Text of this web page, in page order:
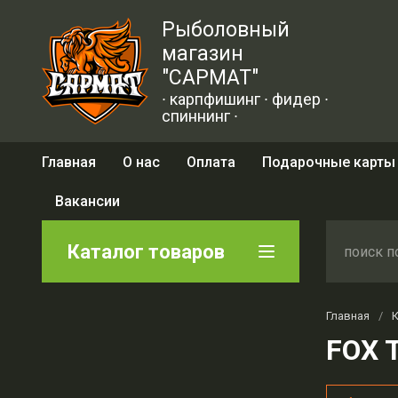
Рыболовный
магазин
"САРМАТ"
∙ карпфишинг ∙ фидер ∙
спиннинг ∙
Главная О нас Оплата Подарочные карты
Вакансии
Каталог товаров
Главная /
FOX